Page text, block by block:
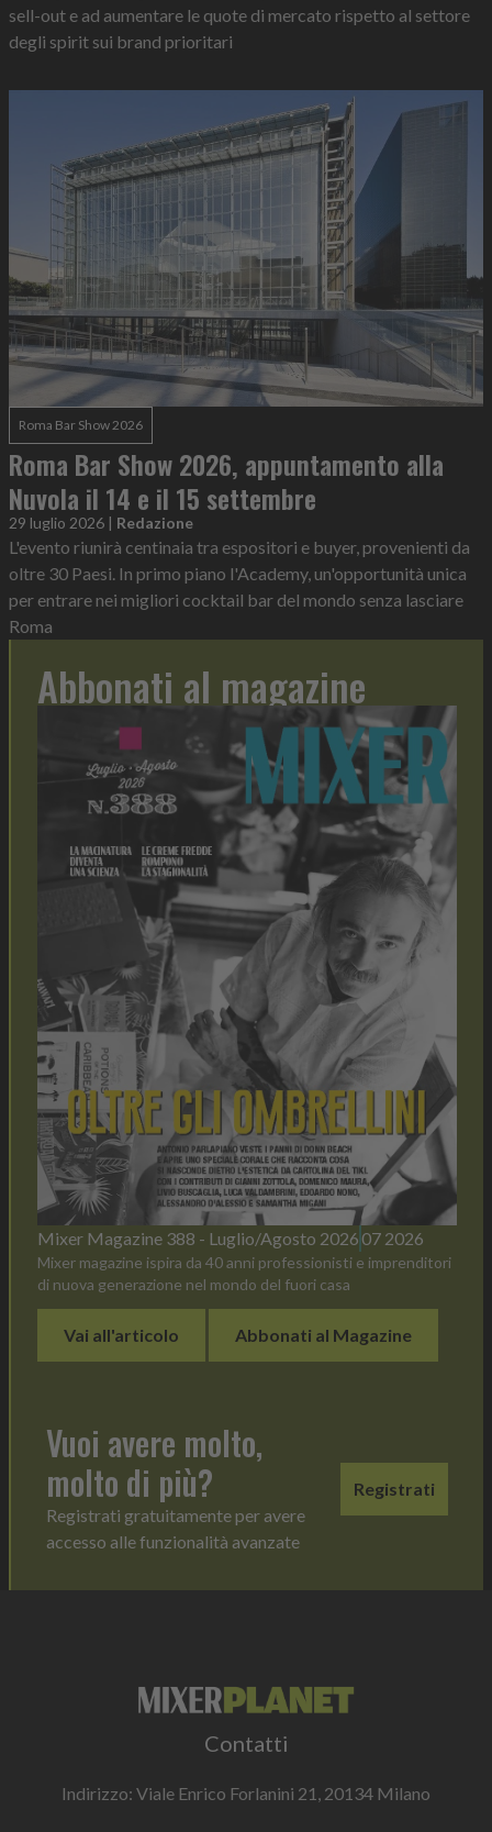
sell-out e ad aumentare le quote di mercato rispetto al settore
degli spirit sui brand prioritari
Roma Bar Show 2026
Roma Bar Show 2026, appuntamento alla
Nuvola il 14 e il 15 settembre
29 luglio 2026 | Redazione
L'evento riunirà centinaia tra espositori e buyer, provenienti da
oltre 30 Paesi. In primo piano l'Academy, un'opportunità unica
per entrare nei migliori cocktail bar del mondo senza lasciare
Roma
Abbonati al magazine
Mixer Magazine 388 - Luglio/Agosto 2026 07 2026
Mixer magazine ispira da 40 anni professionisti e imprenditori
di nuova generazione nel mondo del fuori casa
Vai all'articolo Abbonati al Magazine
Vuoi avere molto,
molto di più?
Registrati gratuitamente per avere
accesso alle funzionalità avanzate
Registrati
Contatti
Indirizzo: Viale Enrico Forlanini 21, 20134 Milano